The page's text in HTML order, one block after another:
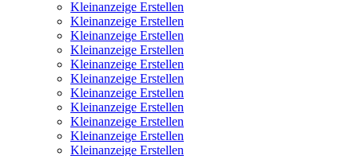
Kleinanzeige Erstellen
Kleinanzeige Erstellen
Kleinanzeige Erstellen
Kleinanzeige Erstellen
Kleinanzeige Erstellen
Kleinanzeige Erstellen
Kleinanzeige Erstellen
Kleinanzeige Erstellen
Kleinanzeige Erstellen
Kleinanzeige Erstellen
Kleinanzeige Erstellen